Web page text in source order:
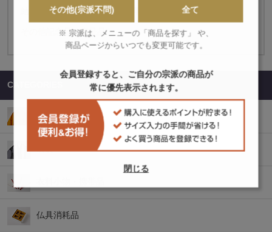
結婚式用具 修験用品 花祭り用品
その他記念品・贈呈品
CATEGORIES
衣
仏具消耗品
その他(宗派不問) 全て
※ 宗派は、メニューの「商品を探す」 や、
商品ページからいつでも変更可能です。
会員登録すると、ご自分の宗派の商品が
常に優先表示されます。
閉じる